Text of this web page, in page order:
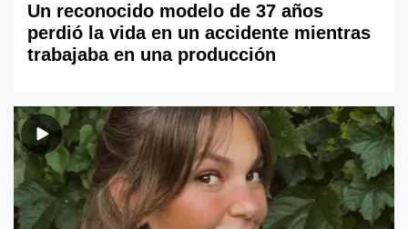
Un reconocido modelo de 37 años
perdió la vida en un accidente mientras
trabajaba en una producción